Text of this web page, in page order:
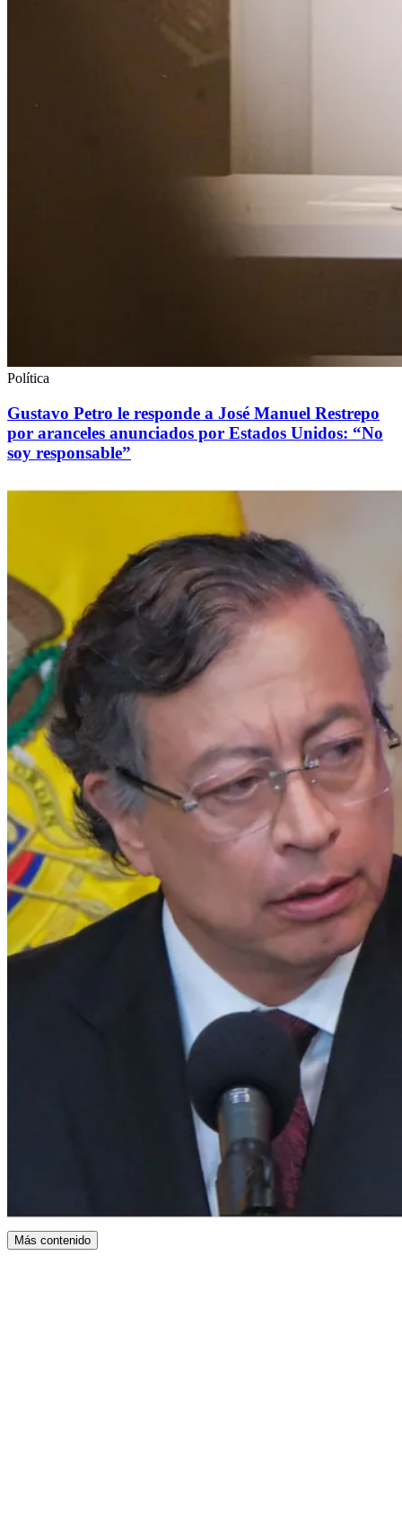
Política
Gustavo Petro le responde a José Manuel Restrepo
por aranceles anunciados por Estados Unidos: “No
soy responsable”
Más contenido